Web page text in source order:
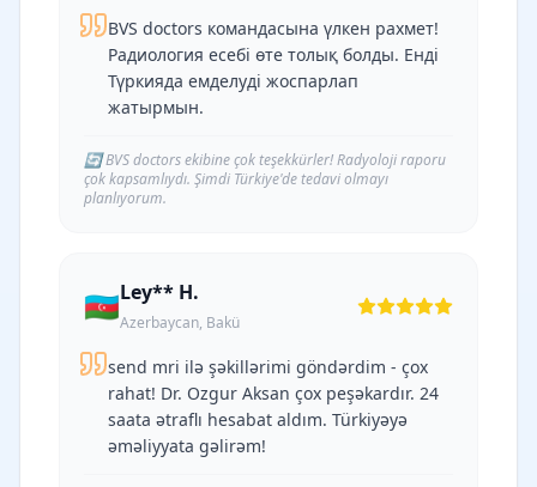
BVS doctors командасына үлкен рахмет!
Радиология есебі өте толық болды. Енді
Түркияда емделуді жоспарлап
жатырмын.
🔄BVS doctors ekibine çok teşekkürler! Radyoloji raporu
çok kapsamlıydı. Şimdi Türkiye'de tedavi olmayı
planlıyorum.
🇦🇿Ley** H.
Azerbaycan, Bakü
send mri ilə şəkillərimi göndərdim - çox
rahat! Dr. Ozgur Aksan çox peşəkardır. 24
saata ətraflı hesabat aldım. Türkiyəyə
əməliyyata gəlirəm!